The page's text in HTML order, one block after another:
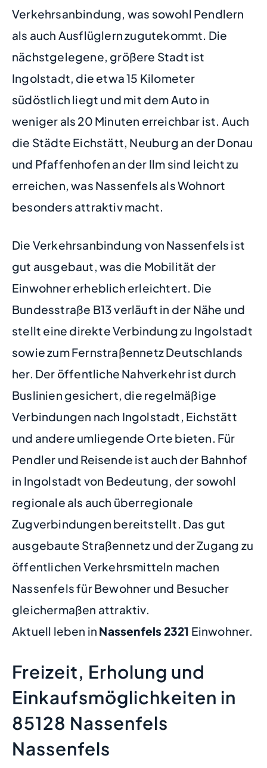
Verkehrsanbindung, was sowohl Pendlern
als auch Ausflüglern zugutekommt. Die
nächstgelegene, größere Stadt ist
Ingolstadt, die etwa 15 Kilometer
südöstlich liegt und mit dem Auto in
weniger als 20 Minuten erreichbar ist. Auch
die Städte Eichstätt, Neuburg an der Donau
und Pfaffenhofen an der Ilm sind leicht zu
erreichen, was Nassenfels als Wohnort
besonders attraktiv macht.
Die Verkehrsanbindung von Nassenfels ist
gut ausgebaut, was die Mobilität der
Einwohner erheblich erleichtert. Die
Bundesstraße B13 verläuft in der Nähe und
stellt eine direkte Verbindung zu Ingolstadt
sowie zum Fernstraßennetz Deutschlands
her. Der öffentliche Nahverkehr ist durch
Buslinien gesichert, die regelmäßige
Verbindungen nach Ingolstadt, Eichstätt
und andere umliegende Orte bieten. Für
Pendler und Reisende ist auch der Bahnhof
in Ingolstadt von Bedeutung, der sowohl
regionale als auch überregionale
Zugverbindungen bereitstellt. Das gut
ausgebaute Straßennetz und der Zugang zu
öffentlichen Verkehrsmitteln machen
Nassenfels für Bewohner und Besucher
gleichermaßen attraktiv.
Aktuell leben in Nassenfels 2321 Einwohner.
Freizeit, Erholung und
Einkaufsmöglichkeiten in
85128 Nassenfels
Nassenfels